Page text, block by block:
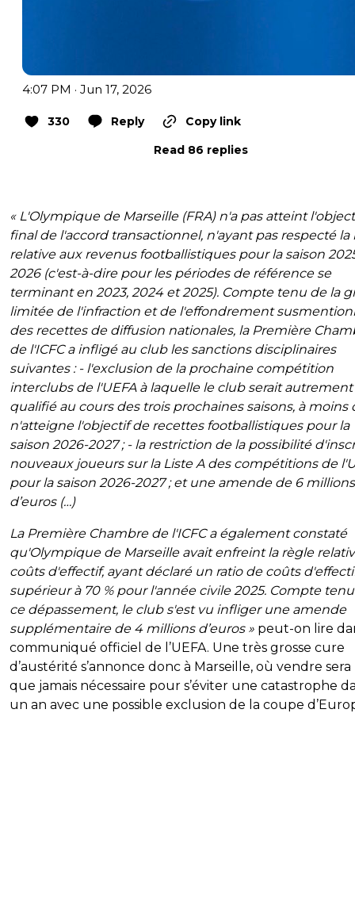
4:07 PM · Jun 17, 2026
330 Reply
Copy link
Read 86 replies
« L'Olympique de Marseille (FRA) n'a pas atteint
final de l'accord transactionnel, n'ayant pas respecté la
relative aux revenus footballistiques pour la saison
2026 (c'est-à-dire pour les périodes de référence se
terminant en 2023, 2024 et 2025). Compte tenu de la
limitée de l'infraction et de l'effondrement
des recettes de diffusion nationales, la Première
de l'ICFC a infligé au club les sanctions disciplinaires
suivantes : - l'exclusion de la prochaine compétition
interclubs de l'UEFA à laquelle le club serait autrement
qualifié au cours des trois prochaines saisons, à moins
n'atteigne l'objectif de recettes footballistiques pour la
saison 2026-2027 ; - la restriction de la possibilité
nouveaux joueurs sur la Liste A des compétitions de
pour la saison 2026-2027 ; et une amende de 6 millions
d’euros (…)
La Première Chambre de l'ICFC a également constaté
qu'Olympique de Marseille avait enfreint la règle
coûts d'effectif, ayant déclaré un ratio de coûts
supérieur à 70 % pour l'année civile 2025. Compte
ce dépassement, le club s'est vu infliger une amende
supplémentaire de 4 millions d’euros » peut-on lire
communiqué officiel de l’UEFA. Une très grosse cure
d’austérité s’annonce donc à Marseille, où vendre
que jamais nécessaire pour s’éviter une catastrophe
un an avec une possible exclusion de la coupe